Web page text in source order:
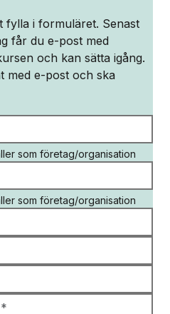
fylla i formuläret. Senast
får du e-post med
och kan sätta igång.
med e-post och ska
som företag/organisation
som företag/organisation